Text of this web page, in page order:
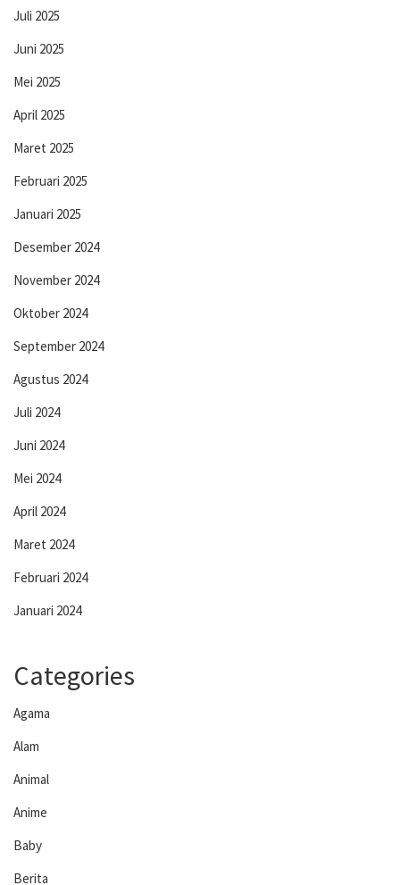
Juli 2025
Juni 2025
Mei 2025
April 2025
Maret 2025
Februari 2025
Januari 2025
Desember 2024
November 2024
Oktober 2024
September 2024
Agustus 2024
Juli 2024
Juni 2024
Mei 2024
April 2024
Maret 2024
Februari 2024
Januari 2024
Categories
Agama
Alam
Animal
Anime
Baby
Berita